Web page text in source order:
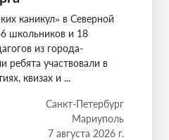
каникул» в Северной
школьников и 18
из города-
ребята участвовали в
квизах и ...
Санкт-Петербург
Мариуполь
7 августа 2026 г.